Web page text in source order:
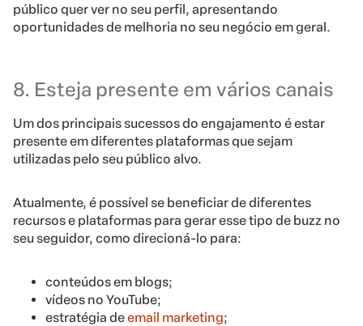
público quer ver no seu perfil, apresentando
oportunidades de melhoria no seu negócio em geral.
8. Esteja presente em vários canais
Um dos principais sucessos do engajamento é estar
presente em diferentes plataformas que sejam
utilizadas pelo seu público alvo.
Atualmente, é possível se beneficiar de diferentes
recursos e plataformas para gerar esse tipo de buzz no
seu seguidor, como direcioná-lo para:
conteúdos em blogs;
vídeos no YouTube;
estratégia deemail marketing;